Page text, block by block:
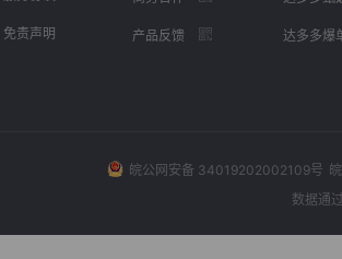
免责声明 产品反馈 达多多爆
皖公网安备 34019202002109号
数据通